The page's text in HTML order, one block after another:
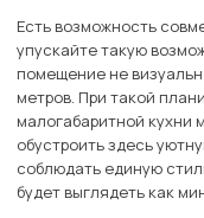
Есть возможность
упускайте такую
помещение не
метров. При такой
малогабаритной кухни
обустроить здесь
соблюдать единую
будет выглядеть как